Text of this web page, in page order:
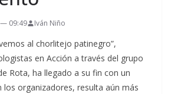
09:49 Iván Niño
al chorlitejo patinegro”,
en Acción a través del grupo
Rota, ha llegado a su fin con un
los organizadores, resulta aún más